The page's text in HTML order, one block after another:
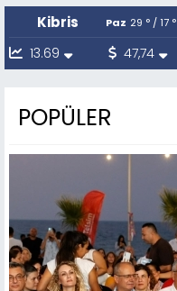
Kibris Paz 29 ° / 17 °
13.69 47,74
POPÜLER